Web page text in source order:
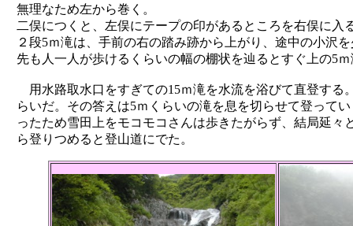
無理なため左から巻く。
二俣につくと、左俣にテープの印があるところを右俣に入
２段5ｍ滝は、手前の右の踏み跡から上がり、途中の小沢
先も人一人が歩けるくらいの幅の棚状を辿るとすぐ上の5
用水路取水口をすぎての15ｍ滝を水流を浴びて直登する
らいだ。その答えは5ｍくらいの滝を息を切らせて登って
ったため雪田上をモコモコさんは歩きたがらず、結局延
ら登りつめると登山道にでた。